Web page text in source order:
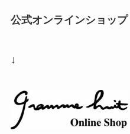
公式オンラインショップ
↓